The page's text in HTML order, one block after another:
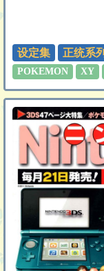
设定集
正统系列
POKEMON XY